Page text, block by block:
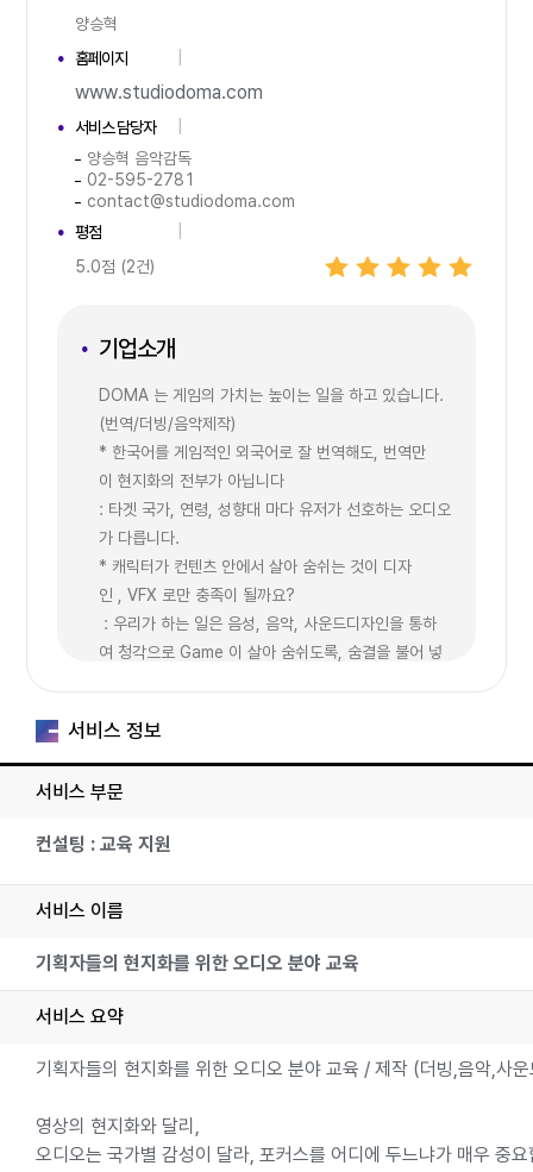
양승혁
홈페이지
www.studiodoma.com
서비스 담당자
양승혁 음악감독
02-595-2781
contact@studiodoma.com
평점
5.0점 (2건)
기업소개
DOMA 는 게임의 가치는 높이는 일을 하고 있습니다.
(번역/더빙/음악제작)
* 한국어를 게임적인 외국어로 잘 번역해도, 번역만
이 현지화의 전부가 아닙니다
: 타겟 국가, 연령, 성향대 마다 유저가 선호하는 오디오
가 다릅니다.
* 캐릭터가 컨텐츠 안에서 살아 숨쉬는 것이 디자
인 , VFX 로만 충족이 될까요?
: 우리가 하는 일은 음성, 음악, 사운드디자인을 통하
여 청각으로 Game 이 살아 숨쉬도록, 숨결을 불어 넣
자인의 기반위에, 현지화를 진행 합니다. 장인을 만나
고 싶다면 , Studio DOMA 와 함께 하십시요.
작 #OST제작
서비스 정보
서비스 부문
컨설팅 : 교육 지원
서비스 이름
기획자들의 현지화를 위한 오디오 분야 교육
서비스 요약
기획자들의 현지화를 위한 오디오 분야 교육 / 제작 (더빙,음악,사
영상의 현지화와 달리,
오디오는 국가별 감성이 달라, 포커스를 어디에 두느냐가 매우 중요